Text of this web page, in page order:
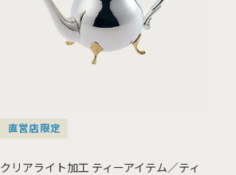
直営店限定
クリアライト加工 ティーアイテム／ティ